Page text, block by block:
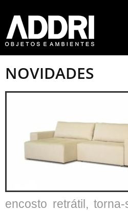
NOVIDADES
encosto retrátil,